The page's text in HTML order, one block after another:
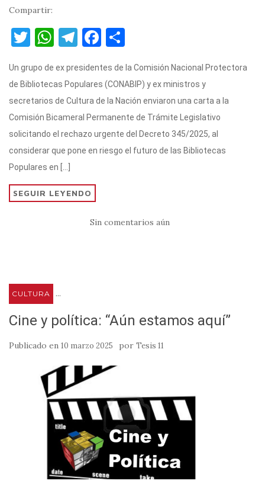
Compartir:
T
it
te
r
W
at
s
A
p
p
T
e
gr
a
m
F
c
e
b
o
o
m
p
ar
ti
r
Un grupo de ex presidentes de la Comisión Nacional Protectora
de Bibliotecas Populares (CONABIP) y ex ministros y
secretarios de Cultura de la Nación enviaron una carta a la
Comisión Bicameral Permanente de Trámite Legislativo
solicitando el rechazo urgente del Decreto 345/2025, al
considerar que pone en riesgo el futuro de las Bibliotecas
Populares en […]
SEGUIR LEYENDO
Sin comentarios aún
CULTURA ...
Cine y política: “Aún estamos aquí”
Publicado en 10 marzo 2025 por Tesis 11